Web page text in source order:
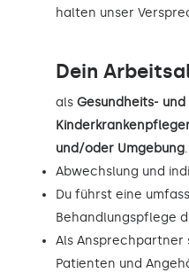
halten unser
Dein
als Gesundheits- und
und/oder Umgebung.
Abwechslung und
Du führst eine
Behandlungspflege
Als Ansprechpartner
Patienten und